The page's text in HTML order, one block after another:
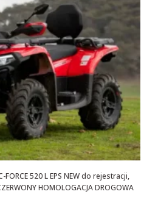
FORCE 520 L EPS NEW do rejestracji,
HOMOLOGACJA DROGOWA